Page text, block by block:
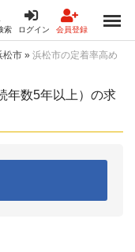
索 ログイン 会員登録
松市 » 浜松市の定着率高め
年数5年以上）の求